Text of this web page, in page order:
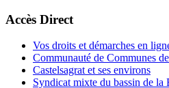
Accès Direct
Vos droits et démarches en
Communauté de Communes
Castelsagrat et ses environs
Syndicat mixte du bassin de